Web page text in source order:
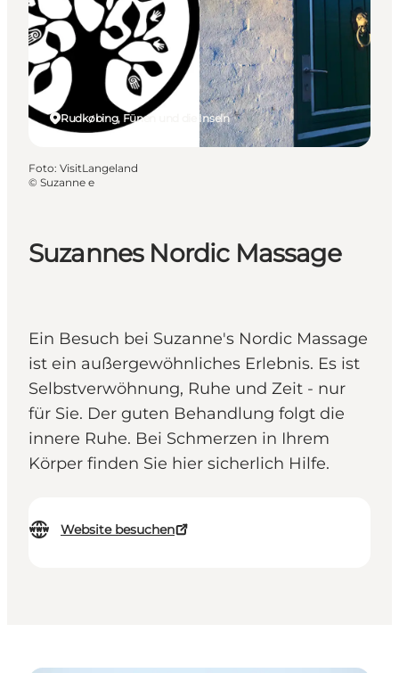
Suzannes Nordic Massage
Ein Besuch bei Suzanne's Nordic Massage
ist ein außergewöhnliches Erlebnis. Es ist
Selbstverwöhnung, Ruhe und Zeit - nur
für Sie. Der guten Behandlung folgt die
innere Ruhe. Bei Schmerzen in Ihrem
Körper finden Sie hier sicherlich Hilfe.
Website besuchen
Rudkøbing, Fünen und die Inseln
Foto: VisitLangeland
© Suzanne e